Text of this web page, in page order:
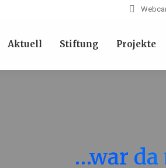
Aktuell Stiftung Projekte
…war da